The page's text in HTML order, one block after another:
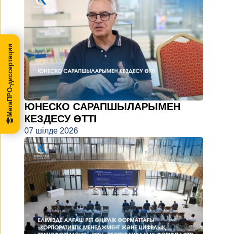
ЮНЕСКО САРАПШЫЛАРЫМЕН
КЕЗДЕСУ ӨТТІ
07 шілде 2026
МегаПРО-диссертации